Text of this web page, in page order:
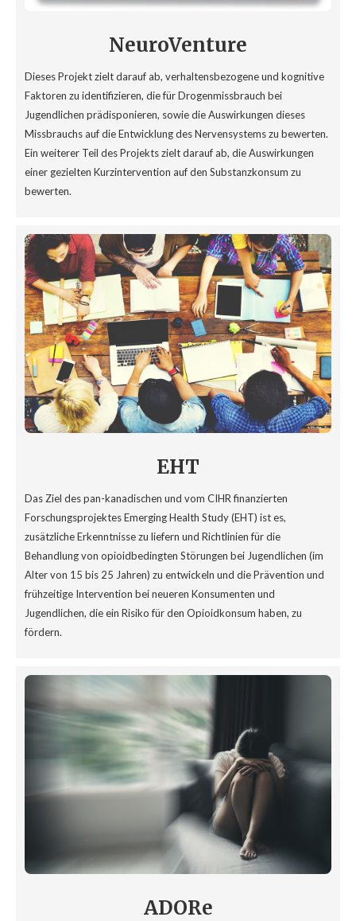
NeuroVenture
Dieses Projekt zielt darauf ab, verhaltensbezogene und kognitive
Faktoren zu identifizieren, die für Drogenmissbrauch bei
Jugendlichen prädisponieren, sowie die Auswirkungen dieses
Missbrauchs auf die Entwicklung des Nervensystems zu bewerten.
Ein weiterer Teil des Projekts zielt darauf ab, die Auswirkungen
einer gezielten Kurzintervention auf den Substanzkonsum zu
bewerten.
EHT
Das Ziel des pan-kanadischen und vom CIHR finanzierten
Forschungsprojektes Emerging Health Study (EHT) ist es,
zusätzliche Erkenntnisse zu liefern und Richtlinien für die
Behandlung von opioidbedingten Störungen bei Jugendlichen (im
Alter von 15 bis 25 Jahren) zu entwickeln und die Prävention und
frühzeitige Intervention bei neueren Konsumenten und
Jugendlichen, die ein Risiko für den Opioidkonsum haben, zu
fördern.
ADORe